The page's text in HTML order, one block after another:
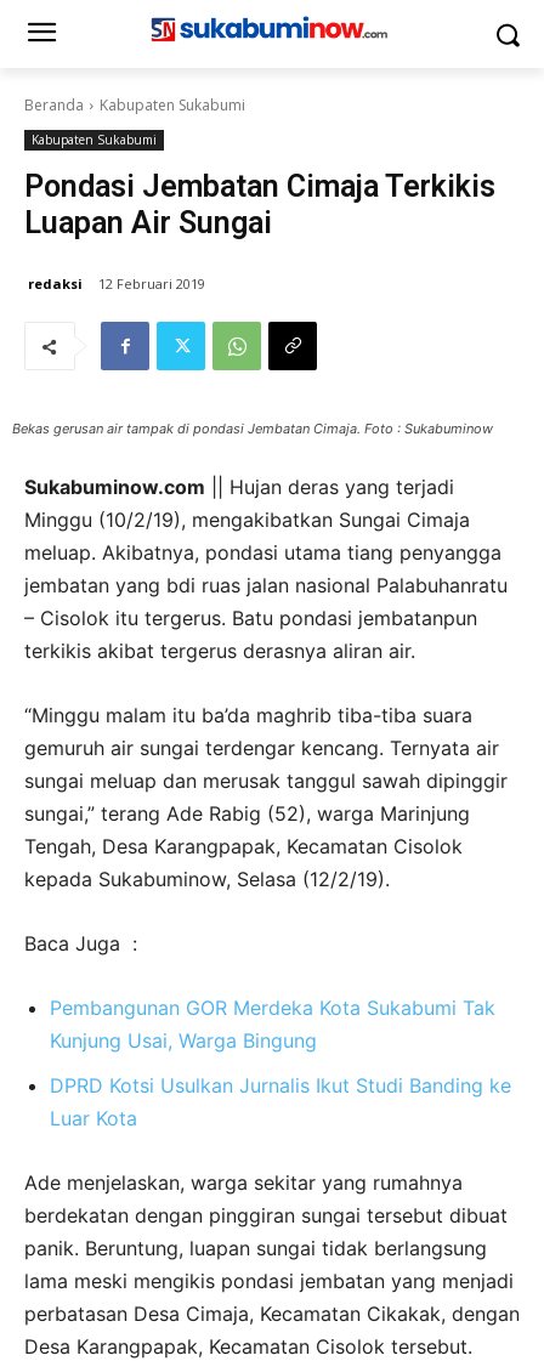
Beranda Kabupaten Sukabumi
Kabupaten Sukabumi
Pondasi Jembatan Cimaja Terkikis
Luapan Air Sungai
redaksi 12 Februari 2019
Bekas gerusan air tampak di pondasi Jembatan Cimaja. Foto : Sukabuminow
Sukabuminow.com || Hujan deras yang terjadi
Minggu (10/2/19), mengakibatkan Sungai Cimaja
meluap. Akibatnya, pondasi utama tiang penyangga
jembatan yang bdi ruas jalan nasional Palabuhanratu
– Cisolok itu tergerus. Batu pondasi jembatanpun
terkikis akibat tergerus derasnya aliran air.
“Minggu malam itu ba’da maghrib tiba-tiba suara
gemuruh air sungai terdengar kencang. Ternyata air
sungai meluap dan merusak tanggul sawah dipinggir
sungai,” terang Ade Rabig (52), warga Marinjung
Tengah, Desa Karangpapak, Kecamatan Cisolok
kepada Sukabuminow, Selasa (12/2/19).
Baca Juga :
Pembangunan GOR Merdeka Kota Sukabumi Tak
Kunjung Usai, Warga Bingung
DPRD Kotsi Usulkan Jurnalis Ikut Studi Banding ke
Luar Kota
Ade menjelaskan, warga sekitar yang rumahnya
berdekatan dengan pinggiran sungai tersebut dibuat
panik. Beruntung, luapan sungai tidak berlangsung
lama meski mengikis pondasi jembatan yang menjadi
perbatasan Desa Cimaja, Kecamatan Cikakak, dengan
Desa Karangpapak, Kecamatan Cisolok tersebut.